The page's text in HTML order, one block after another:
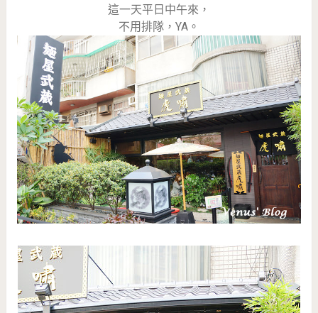
這一天平日中午來，
不用排隊，YA。